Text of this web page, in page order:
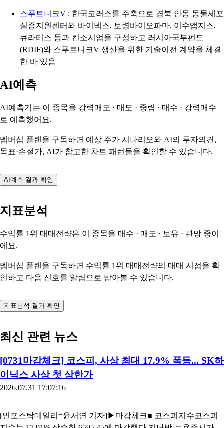
스푸트니크V : 한국코러스를 주축으로 경북 안동 동물세포
실증지원센터와 바이넥스, 보령바이오파마, 이수앱지스,
큐라티스 등과 컨소시엄을 구성하고 러시아국부펀드
(RDIF)와 스푸트니크V 생산을 위한 기술이전 계약을 체결
한 바 있음
AI예측
AI예측기는 이 종목을 강력매도 · 매도 · 중립 · 매수 · 강력매수
로 예측했어요.
멤버십 플랜을 구독하면 예상 주가 시나리오와 AI의 투자의견,
목표·손절가, AI가 참고한 차트 패턴들을 확인할 수 있습니다.
AI예측 결과 확인
지표분석
수익률 1위 매매전략은 이 종목을 매수 · 매도 · 보유 · 관망 중이
에요.
멤버십 플랜을 구독하면 수익률 1위 매매전략의 매매 시점을 확
인하고 다음 신호를 알림으로 받아볼 수 있습니다.
지표분석 결과 확인
최신 관련 뉴스
[0731마감체크] 코스피, 사상 최대 17.9% 폭등... SK하
이닉스 사상 첫 상한가
2026.07.31 17:07:16
[인포스탁데일리=윤서연 기자]▶마감체크■ 코스피지수코스피